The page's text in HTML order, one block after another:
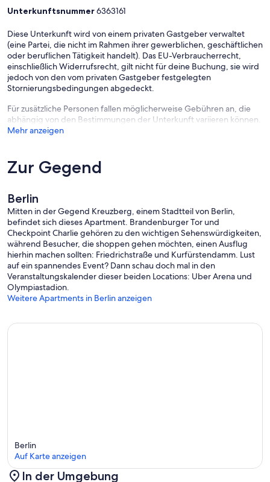
Unterkunftsnummer6363161
Diese Unterkunft wird von einem privaten Gastgeber verwaltet
(eine Partei, die nicht im Rahmen ihrer gewerblichen, geschäftlichen
oder beruflichen Tätigkeit handelt). Das EU-Verbraucherrecht,
einschließlich Widerrufsrecht, gilt nicht für deine Buchung, sie wird
jedoch von den vom privaten Gastgeber festgelegten
Stornierungsbedingungen abgedeckt.
Für zusätzliche Personen fallen möglicherweise Gebühren an, die
abhängig von den Bestimmungen der Unterkunft variieren können.
Mehr anzeigen
Zur Gegend
Berlin
Mitten in der Gegend Kreuzberg, einem Stadtteil von Berlin,
befindet sich dieses Apartment. Brandenburger Tor und
Checkpoint Charlie gehören zu den wichtigen Sehenswürdigkeiten,
während Besucher, die shoppen gehen möchten, einen Ausflug
hierhin machen sollten: Friedrichstraße und Kurfürstendamm. Lust
auf ein spannendes Event? Dann schau doch mal in den
Veranstaltungskalender dieser beiden Locations: Uber Arena und
Olympiastadion.
Weitere Apartments in Berlin anzeigen
Berlin
Auf Karte anzeigen
In der Umgebung